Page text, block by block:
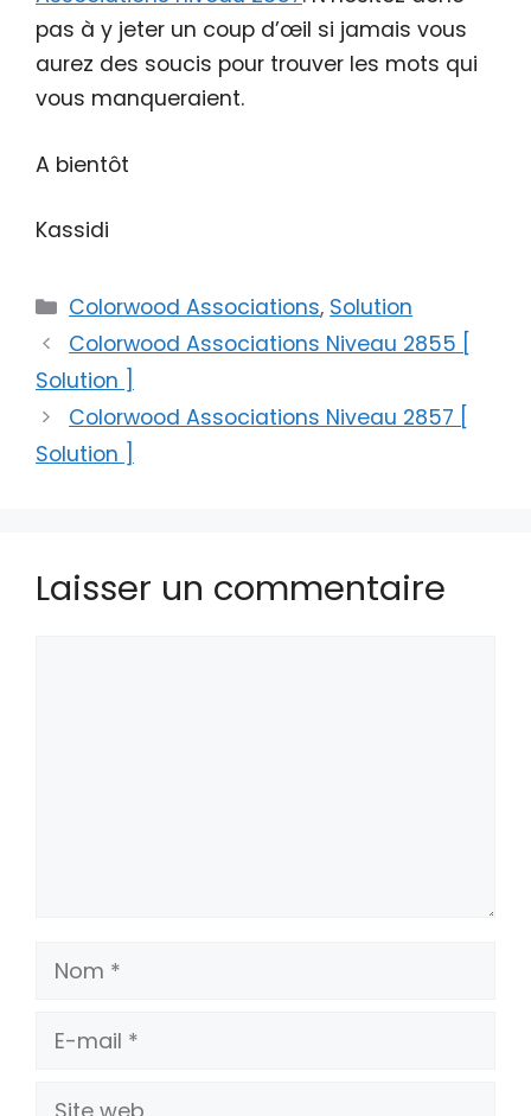
pas à y jeter un coup d’œil si jamais vous
aurez des soucis pour trouver les mots qui
vous manqueraient.
A bientôt
Kassidi
Catégories
Colorwood Associations, Solution
Colorwood Associations Niveau 2855 [
Solution ]
Colorwood Associations Niveau 2857 [
Solution ]
Laisser un commentaire
Nom
E-
Site